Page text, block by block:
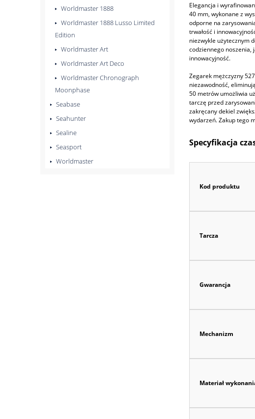
Worldmaster 1888
Worldmaster 1888 Lusso Limited
Edition
Worldmaster Art
Worldmaster Art Deco
Worldmaster Chronograph
Moonphase
Seabase
Seahunter
Sealine
Seasport
Worldmaster
Elegancja i
40 mm, wykonane z
odporne na
trwałość i
niezwykle użytecznym
codziennego noszenia,
innowacyjność.
Zegarek mężczyzny
niezawodność,
50 metrów umożliwia
tarczę przed
zakręcany dekiel
wydarzeń. Zakup tego
Specyfikacja
Kod produktu
Tarcza
Gwarancja
Mechanizm
Materiał